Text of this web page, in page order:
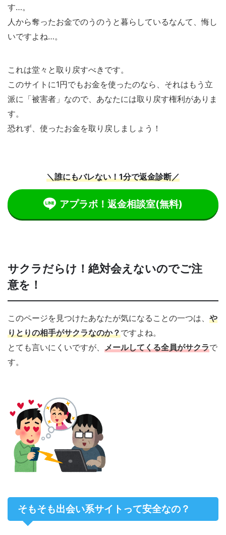
す…。
人から奪ったお金でのうのうと暮らしているなんて、悔し
いですよね…。
これは堂々と取り戻すべきです。
このサイトに1円でもお金を使ったのなら、それはもう立
派に「被害者」なので、あなたには取り戻す権利がありま
す。
恐れず、使ったお金を取り戻しましょう！
＼誰にもバレない！1分で返金診断／
アプラボ！返金相談室(無料)
サクラだらけ！絶対会えないのでご注
意を！
このページを見つけたあなたが気になることの一つは、 や
りとりの相手がサクラなのか？ですよね。
とても言いにくいですが、 メールしてくる全員がサクラで
す。
そもそも出会い系サイトって安全なの？